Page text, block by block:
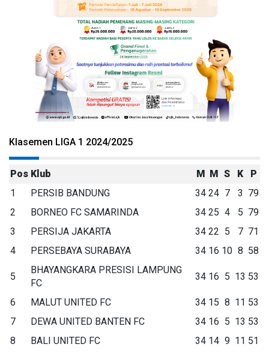
Klasemen LIGA 1 2024/2025
Pos Klub M M S K
P
1
PERSIB BANDUNG 34 24 7 3 79
2
BORNEO FC SAMARINDA 34 25 4 5 79
3
PERSIJA JAKARTA 34 22 5 7 71
4
PERSEBAYA SURABAYA 34 16 10 8 58
5
BHAYANGKARA PRESISI LAMPUNG
FC
34 16 5 13 53
6 MALUT UNITED FC 34 15 8 11 53
7
DEWA UNITED BANTEN FC 34 16 5 13 53
8
BALI UNITED FC 34 14 9 11 51